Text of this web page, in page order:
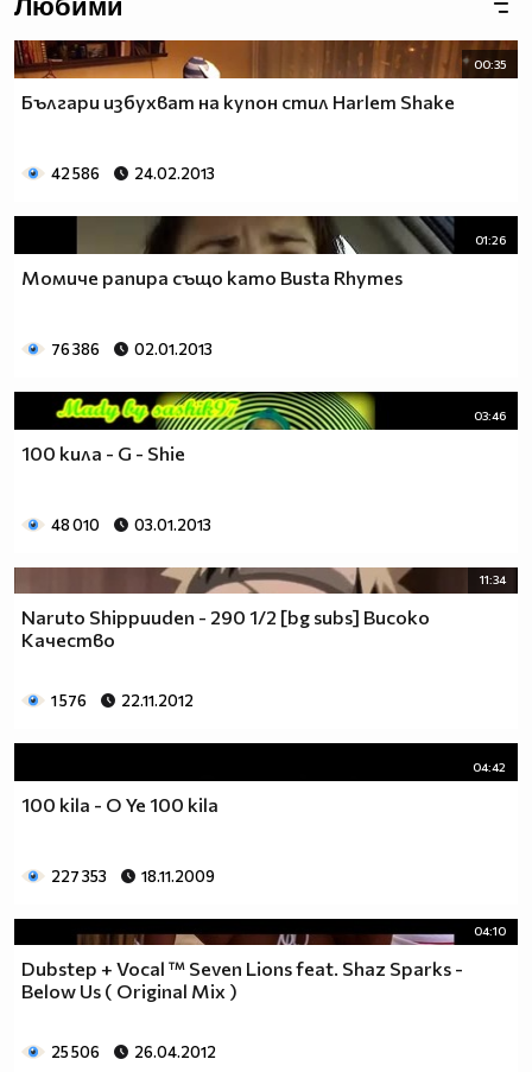
Любими
00:35
Българи избухват на купон стил Harlem Shake
42 586 24.02.2013
01:26
Момиче рапира също като Busta Rhymes
76 386 02.01.2013
03:46
100 кила - G - Shie
48 010 03.01.2013
11:34
Naruto Shippuuden - 290 1/2 [bg subs] Високо
Качество
1 576 22.11.2012
04:42
100 kila - O Ye 100 kila
227 353 18.11.2009
04:10
Dubstep + Vocal ™ Seven Lions feat. Shaz Sparks -
Below Us ( Original Mix )
25 506 26.04.2012